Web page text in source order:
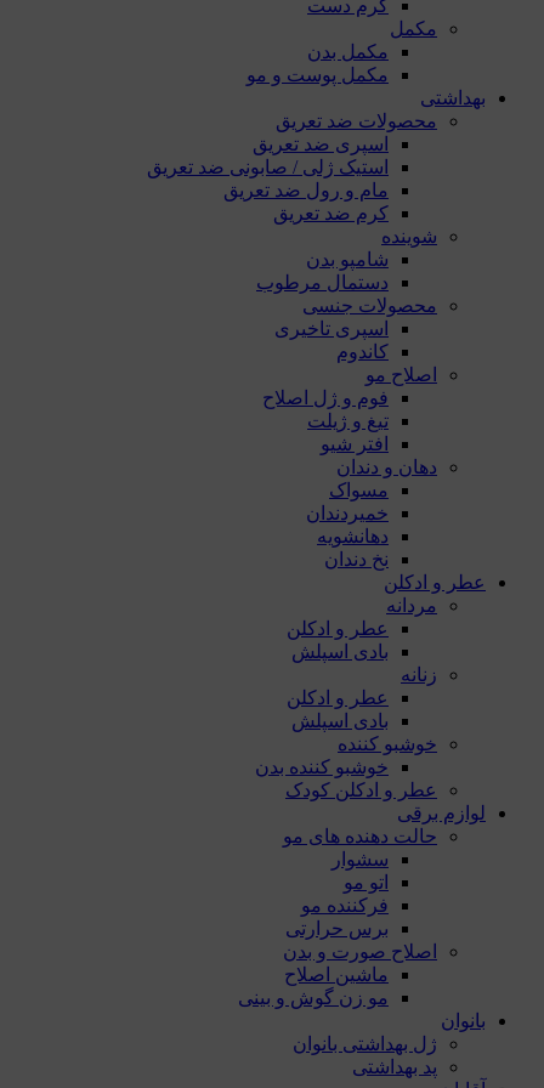
کرم دست
مکمل
مکمل بدن
مکمل پوست و مو
بهداشتی
محصولات ضد تعریق
اسپری ضد تعریق
استیک ژلی / صابونی ضد تعریق
مام و رول ضد تعریق
کرم ضد تعریق
شوینده
شامپو بدن
دستمال مرطوب
محصولات جنسی
اسپری تاخیری
کاندوم
اصلاح مو
فوم و ژل اصلاح
تیغ و ژیلت
افتر شیو
دهان و دندان
مسواک
خمیردندان
دهانشویه
نخ دندان
عطر و ادکلن
مردانه
عطر و ادکلن
بادی اسپلش
زنانه
عطر و ادکلن
بادی اسپلش
خوشبو کننده
خوشبو کننده بدن
عطر و ادکلن کودک
لوازم برقی
حالت دهنده های مو
سشوار
اتو مو
فرکننده مو
برس حرارتی
اصلاح صورت و بدن
ماشین اصلاح
مو زن گوش و بینی
بانوان
ژل بهداشتی بانوان
پد بهداشتی